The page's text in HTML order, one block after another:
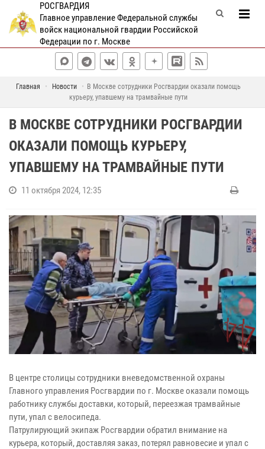
РОСГВАРДИЯ
Главное управление Федеральной службы
войск национальной гвардии Российской
Федерации по г. Москве
Главная Новости
В Москве сотрудники Росгвардии оказали помощь
курьеру, упавшему на трамвайные пути
В МОСКВЕ СОТРУДНИКИ РОСГВАРДИИ
ОКАЗАЛИ ПОМОЩЬ КУРЬЕРУ,
УПАВШЕМУ НА ТРАМВАЙНЫЕ ПУТИ
11 октября 2024, 12:35
В центре столицы сотрудники вневедомственной охраны
Главного управления Росгвардии по г. Москве оказали помощь
работнику службы доставки, который, переезжая трамвайные
пути, упал с велосипеда.
Патрулирующий экипаж Росгвардии обратил внимание на
курьера, который, доставляя заказ, потерял равновесие и упал с